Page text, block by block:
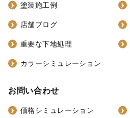
塗装施工例
店舗ブログ
重要な下地処理
カラーシミュレーション
お問い合わせ
価格シミュレーション